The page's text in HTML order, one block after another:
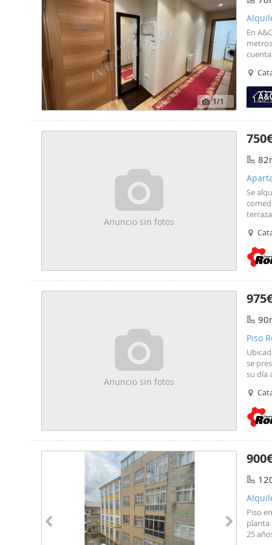
1/1
En
Anuncio sin fotos
Se
Anuncio sin fotos
Piso
se
su día
listo
la
baño
una
el
de un
Piso
planta
25